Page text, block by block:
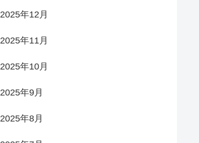
2025年12月
2025年11月
2025年10月
2025年9月
2025年8月